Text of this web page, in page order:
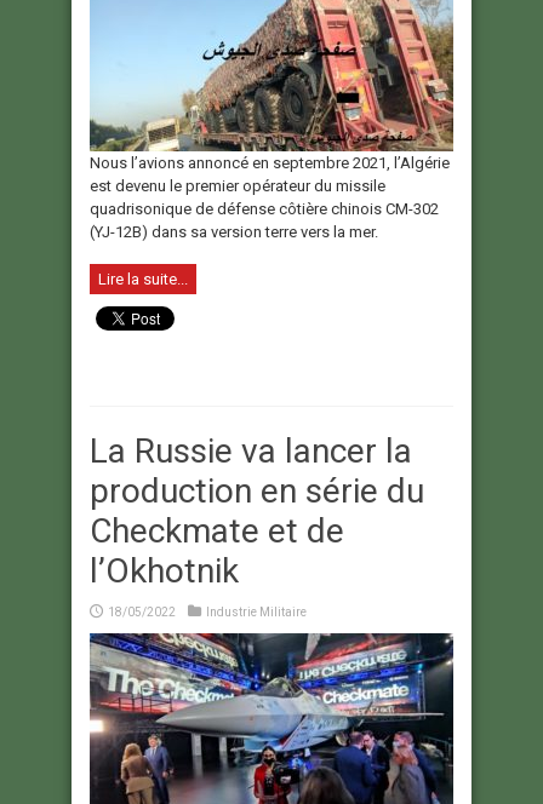
Nous l’avions annoncé en septembre 2021, l’Algérie
est devenu le premier opérateur du missile
quadrisonique de défense côtière chinois CM-302
(YJ-12B) dans sa version terre vers la mer.
Lire la suite...
La Russie va lancer la
production en série du
Checkmate et de
l’Okhotnik
18/05/2022 Industrie Militaire